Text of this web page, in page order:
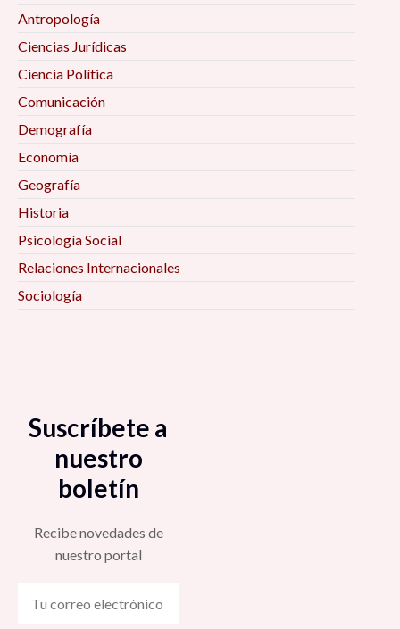
Antropología
Ciencias Jurídicas
Ciencia Política
Comunicación
Demografía
Economía
Geografía
Historia
Psicología Social
Relaciones Internacionales
Sociología
Suscríbete a
nuestro
boletín
Recibe novedades de
nuestro portal